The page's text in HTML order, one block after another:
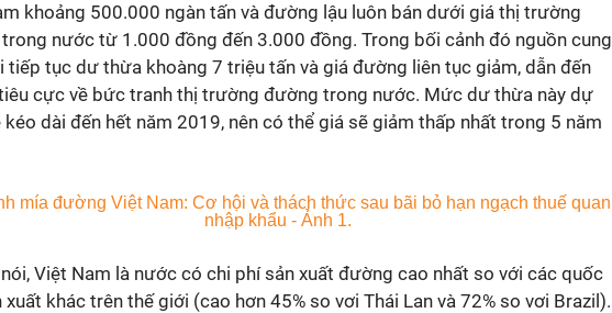
khoảng 500.000 ngàn tấn và đường lậu luôn bán dưới giá thị trường
nước từ 1.000 đồng đến 3.000 đồng. Trong bối cảnh đó nguồn cung
tiếp tục dư thừa khoàng 7 triệu tấn và giá đường liên tục giảm, dẫn đến
cực về bức tranh thị trường đường trong nước. Mức dư thừa này dự
kéo dài đến hết năm 2019, nên có thể giá sẽ giảm thấp nhất trong 5 năm
Việt Nam là nước có chi phí sản xuất đường cao nhất so với các quốc
xuất khác trên thế giới (cao hơn 45% so vơi Thái Lan và 72% so vơi Brazil).